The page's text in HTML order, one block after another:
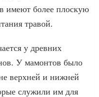
имеют более плоскую
травой.
у древних
У мамонтов было
верхней и нижней
служили им для